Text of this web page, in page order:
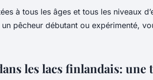
à tous les âges et tous les niveaux
pêcheur débutant ou expérimenté,
les lacs finlandais: